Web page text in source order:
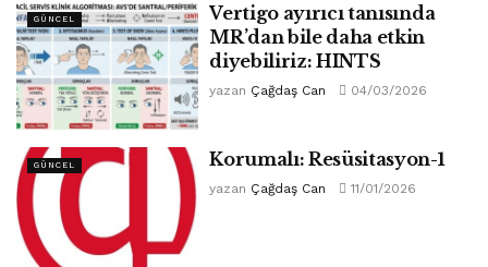
GÜNCEL
Vertigo ayırıcı tanısında
MR’dan bile daha etkin
diyebiliriz: HINTS
yazan Çağdaş Can 04/03/2026
GÜNCEL Korumalı: Resüsitasyon-1
yazan Çağdaş Can 11/01/2026